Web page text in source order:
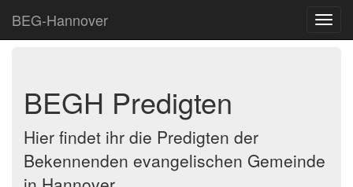
BEG-Hannover
Toggle
BEGH Predigten
Hier findet ihr die Predigten der
Bekennenden evangelischen Gemeinde